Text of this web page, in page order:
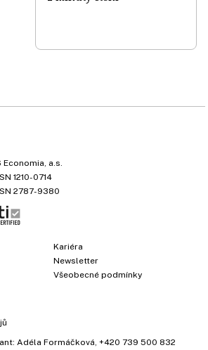
Economia, a.s.
1210-0714
2787-9380
Kariéra
Newsletter
Všeobecné podmínky
Adéla Formáčková +420 739 500 832